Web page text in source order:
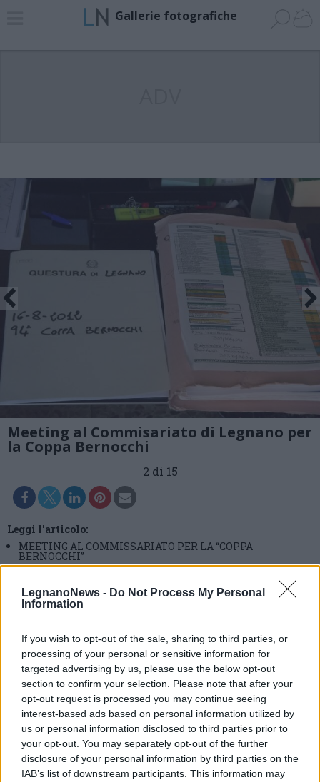
LegnanoNews - Do Not Process My Personal
Information
If you wish to opt-out of the sale, sharing to third parties, or
processing of your personal or sensitive information for
targeted advertising by us, please use the below opt-out
section to confirm your selection. Please note that after your
opt-out request is processed you may continue seeing
interest-based ads based on personal information utilized by
us or personal information disclosed to third parties prior to
your opt-out. You may separately opt-out of the further
disclosure of your personal information by third parties on the
IAB’s list of downstream participants. This information may
Gallerie fotografiche
Meeting al Commisariato di Legnano per
la Coppa Bernocchi
2 di 15
Leggi l'articolo:
MEETING AL COMMISSARIATO PER LA “COPPA
BERNOCCHI”